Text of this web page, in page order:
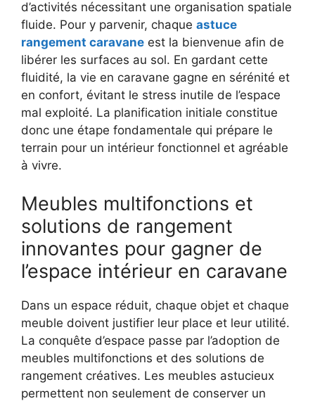
d’activités nécessitant une organisation spatiale
fluide. Pour y parvenir, chaque astuce
rangement caravane est la bienvenue afin de
libérer les surfaces au sol. En gardant cette
fluidité, la vie en caravane gagne en sérénité et
en confort, évitant le stress inutile de l’espace
mal exploité. La planification initiale constitue
donc une étape fondamentale qui prépare le
terrain pour un intérieur fonctionnel et agréable
à vivre.
Meubles multifonctions et
solutions de rangement
innovantes pour gagner de
l’espace intérieur en caravane
Dans un espace réduit, chaque objet et chaque
meuble doivent justifier leur place et leur utilité.
La conquête d’espace passe par l’adoption de
meubles multifonctions et des solutions de
rangement créatives. Les meubles astucieux
permettent non seulement de conserver un